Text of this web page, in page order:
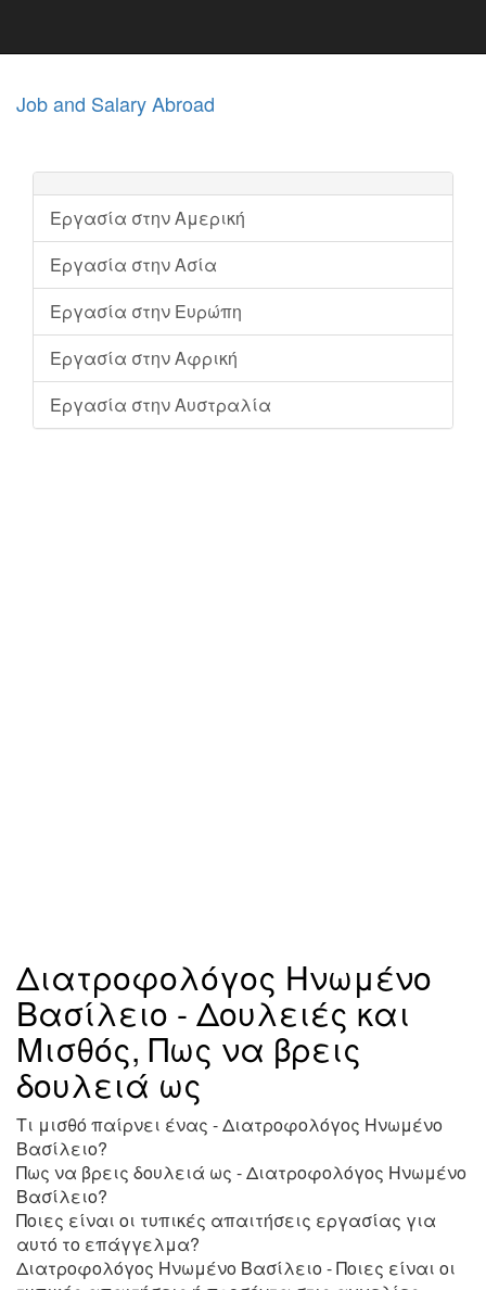
Job and Salary Abroad
Εργασία στην Αμερική
Εργασία στην Ασία
Εργασία στην Ευρώπη
Εργασία στην Αφρική
Εργασία στην Αυστραλία
Διατροφολόγος Ηνωμένο
Βασίλειο - Δουλειές και
Μισθός, Πως να βρεις
δουλειά ως
Τι μισθό παίρνει ένας - Διατροφολόγος Ηνωμένο
Βασίλειο?
Πως να βρεις δουλειά ως - Διατροφολόγος Ηνωμένο
Βασίλειο?
Ποιες είναι οι τυπικές απαιτήσεις εργασίας για
αυτό το επάγγελμα?
Διατροφολόγος Ηνωμένο Βασίλειο - Ποιες είναι οι